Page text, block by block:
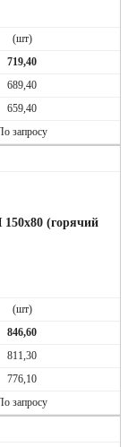
(шт)
719,40
689,40
659,40
запросу
(горячий
(шт)
846,60
811,30
776,10
запросу